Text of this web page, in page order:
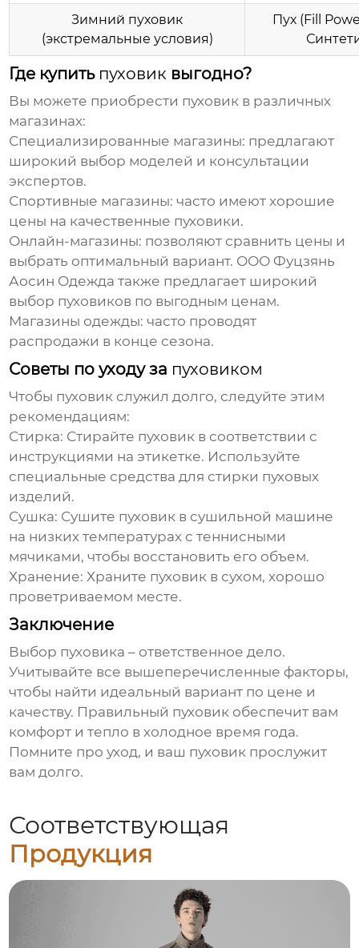
Зимний пуховик
(экстремальные условия)
Пух (Fill
Где купить пуховик выгодно?
Вы можете приобрести пуховик в различных
магазинах:
Специализированные магазины: предлагают
широкий выбор моделей и консультации
экспертов.
Спортивные магазины: часто имеют хорошие
цены на качественные пуховики.
Онлайн-магазины: позволяют сравнить цены и
выбрать оптимальный вариант. ООО Фуцзянь
Аосин Одежда также предлагает широкий
выбор пуховиков по выгодным ценам.
Магазины одежды: часто проводят
распродажи в конце сезона.
Советы по уходу за пуховиком
Чтобы пуховик служил долго, следуйте этим
рекомендациям:
Стирка: Стирайте пуховик в соответствии с
инструкциями на этикетке. Используйте
специальные средства для стирки пуховых
изделий.
Сушка: Сушите пуховик в сушильной машине
на низких температурах с теннисными
мячиками, чтобы восстановить его объем.
Хранение: Храните пуховик в сухом, хорошо
проветриваемом месте.
Заключение
Выбор пуховика – ответственное дело.
Учитывайте все вышеперечисленные факторы,
чтобы найти идеальный вариант по цене и
качеству. Правильный пуховик обеспечит вам
комфорт и тепло в холодное время года.
Помните про уход, и ваш пуховик прослужит
вам долго.
Соответствующая
Продукция